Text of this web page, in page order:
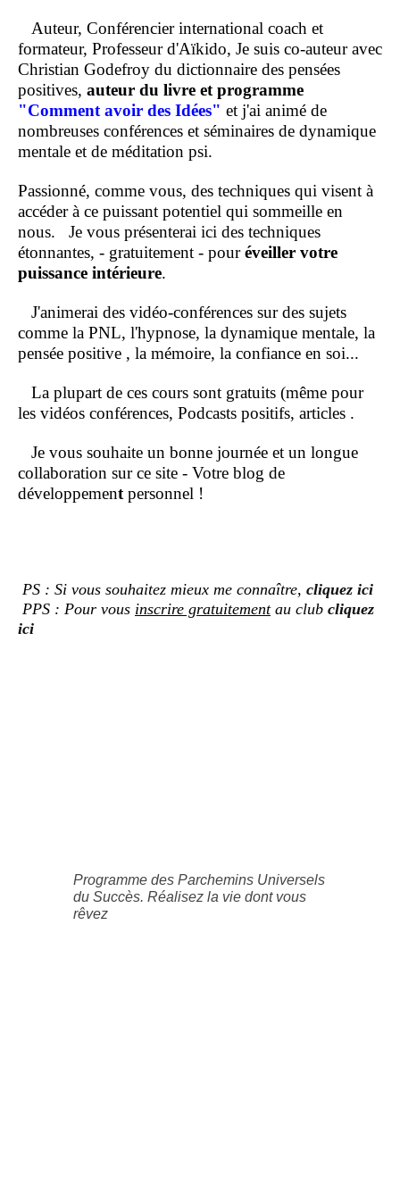
Auteur, Conférencier international coach et
formateur, Professeur d'Aïkido, Je suis co-auteur avec
Christian Godefroy du dictionnaire des pensées
positives, auteur du livre et programme
"Comment avoir des Idées" et j'ai animé de
nombreuses conférences et séminaires de dynamique
mentale et de méditation psi.
Passionné, comme vous, des techniques qui visent à
accéder à ce puissant potentiel qui sommeille en
nous. Je vous présenterai ici des techniques
étonnantes, - gratuitement - pouréveiller votre
puissance intérieure.
J'animerai des vidéo-conférences sur des sujets
comme la PNL, l'hypnose, la dynamique mentale, la
pensée positive , la mémoire, la confiance en soi...
La plupart de ces cours sont gratuits (même pour
les vidéos conférences, Podcasts positifs, articles .
Je vous souhaite un bonne journée et un longue
collaboration sur ce site - Votre blog de
développement personnel !
PS : Si vous souhaitez mieux me connaître, cliquez ici
PPS : Pour vous inscrire gratuitementau club cliquez
ici
Programme des Parchemins Universels
du Succès. Réalisez la vie dont vous
rêvez